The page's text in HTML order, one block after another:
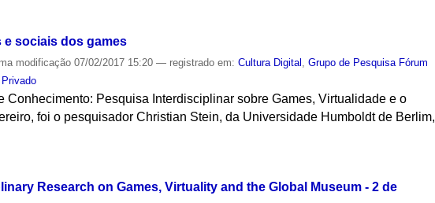
sociais dos games
modificação 07/02/2017 15:20— registrado em:Cultura Digital ,Grupo de Pesquisa Fórum
Conhecimento: Pesquisa Interdisciplinar sobre Games, Virtualidade e o
foi o pesquisador Christian Stein, da Universidade Humboldt de Berlim,
Research on Games, Virtuality and the Global Museum - 2 de